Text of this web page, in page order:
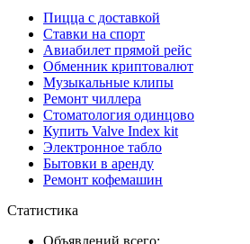
Пицца с доставкой
Ставки на спорт
Авиабилет прямой рейс
Обменник криптовалют
Музыкальные клипы
Ремонт чиллера
Стоматология одинцово
Купить Valve Index kit
Электронное табло
Бытовки в аренду
Ремонт кофемашин
Статистика
Объявлений всего: